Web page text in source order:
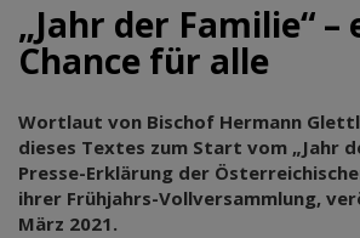
„Jahr der Familie“ –
Chance für alle
Wortlaut von Bischof Hermann
dieses Textes zum Start vom „Jahr
Presse-Erklärung der
ihrer Frühjahrs-Vollversammlung,
März 2021.